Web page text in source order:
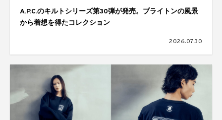
A.P.C.のキルトシリーズ第30弾が発売。ブライトンの風景
から着想を得たコレクション
2026.07.30